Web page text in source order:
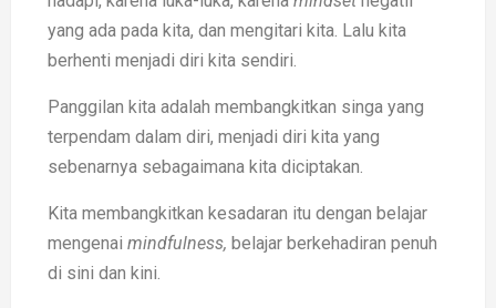
yang ada pada kita, dan mengitari kita. Lalu kita
berhenti menjadi diri kita sendiri.
Panggilan kita adalah membangkitkan singa yang
terpendam dalam diri, menjadi diri kita yang
sebenarnya sebagaimana kita diciptakan.
Kita membangkitkan kesadaran itu dengan belajar
mengenai mindfulness, belajar berkehadiran penuh
di sini dan kini.